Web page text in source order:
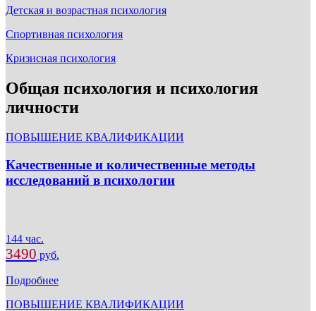
Детская и возрастная психология
Спортивная психология
Кризисная психология
Общая психология и психология
личности
ПОВЫШЕНИЕ КВАЛИФИКАЦИИ
Качественные и количественные методы
исследований в психологии
144 час.
3490 руб.
Подробнее
ПОВЫШЕНИЕ КВАЛИФИКАЦИИ